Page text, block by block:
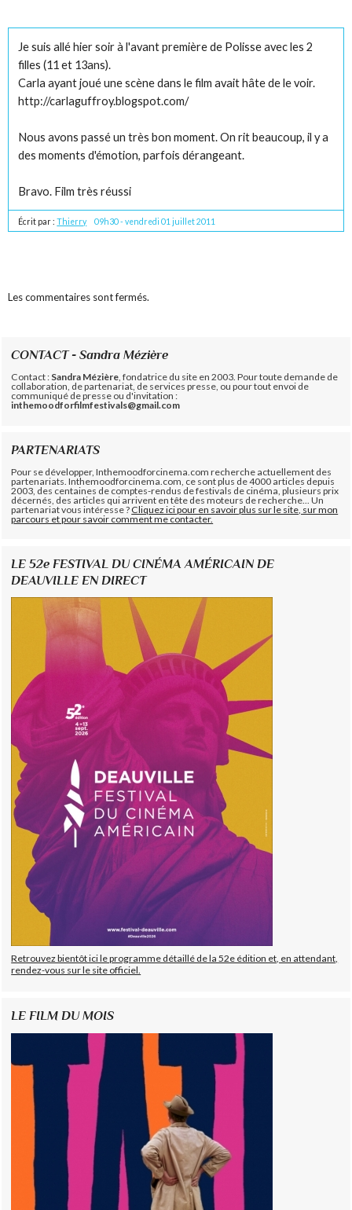
Je suis allé hier soir à l'avant première de Polisse avec les 2
filles (11 et 13ans).
Carla ayant joué une scène dans le film avait hâte de le voir.
http://carlaguffroy.blogspot.com/
Nous avons passé un très bon moment. On rit beaucoup, il y a
des moments d'émotion, parfois dérangeant.
Bravo. Film très réussi
Écrit par :Thierry 09h30-vendredi 01 juillet 2011
Les commentaires sont fermés.
CONTACT - Sandra Mézière
Contact : Sandra Mézière , fondatrice du site en 2003. Pour toute demande de
collaboration, de partenariat, de services presse, ou pour tout envoi de
communiqué de presse ou d'invitation :
inthemoodforfilmfestivals@gmail.com
PARTENARIATS
Pour se développer, Inthemoodforcinema.com recherche actuellement des
partenariats. Inthemoodforcinema.com, ce sont plus de 4000 articles depuis
2003, des centaines de comptes-rendus de festivals de cinéma, plusieurs prix
décernés, des articles qui arrivent en tête des moteurs de recherche... Un
partenariat vous intéresse ?Cliquez ici pour en savoir plus sur le site, sur mon
parcours et pour savoir comment me contacter.
LE 52e FESTIVAL DU CINÉMA AMÉRICAIN DE
DEAUVILLE EN DIRECT
Retrouvez bientôt ici le programme détaillé de la 52e édition et, en attendant,
rendez-vous sur le site officiel.
LE FILM DU MOIS